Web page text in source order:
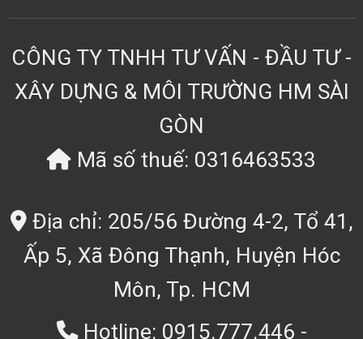
CÔNG TY TNHH TƯ VẤN - ĐẦU TƯ -
XÂY DỰNG & MÔI TRƯỜNG HM SÀI
GÒN
Mã số thuế: 0316463533
Địa chỉ: 205/56 Đường 4-2, Tổ 41,
Ấp 5, Xã Đông Thạnh, Huyện Hóc
Môn, Tp. HCM
Hotline: 0915.777.446 -